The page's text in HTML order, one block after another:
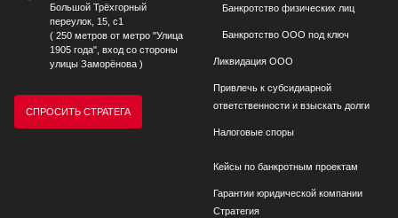
Большой Трёхгорный
переулок, 15, с1
( 250 метров от метро "Улица
1905 года", вход со стороны
улицы Заморёнова )
СПРОСИТЬ СТРАТЕГА
Банкротство физических лиц
Банкротство ООО под ключ
Ликвидация ООО
Привлечь к субсидиарной
ответственности и взыскать долги
Налоговые споры
Кейсы по банкротным проектам
Гарантии юридической компании
Стратегия